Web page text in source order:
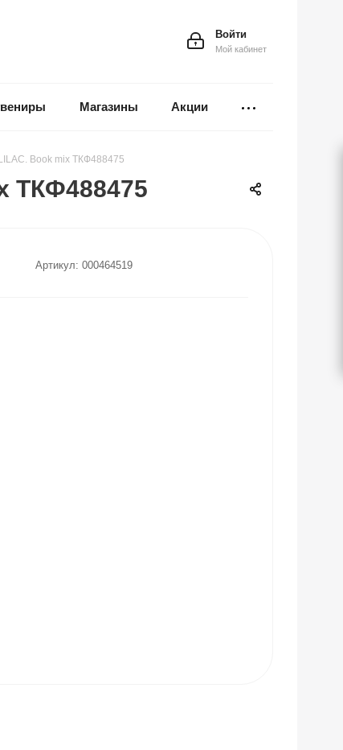
Войти
Мой кабинет
Магазины Акции
Book mix ТКФ488475
ТКФ488475
Артикул: 000464519